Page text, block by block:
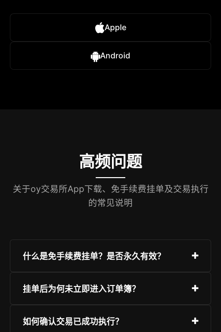
Apple
Android
高频问题
关于oy交易所App下载、免手续费挂单及交易执行
的常见说明
什么是免手续费挂单？是否永久有效？
免手续费挂单指提交限价单时不收取任何上架费用
率标准以App内「费用说明」为准。
挂单后为何未立即进入订单簿？
所有挂单经风控系统毫秒级校验（包括价格合理
如何确认交易已成功执行？